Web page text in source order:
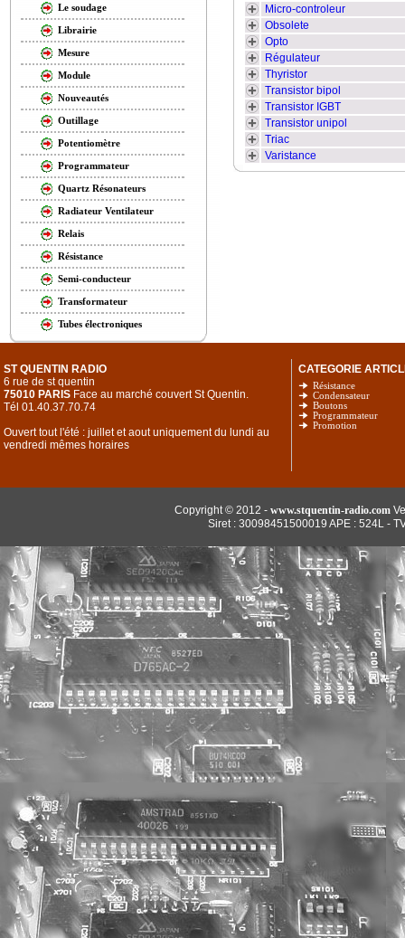
Le soudage
Librairie
Mesure
Module
Nouveautés
Outillage
Potentiomètre
Programmateur
Quartz Résonateurs
Radiateur Ventilateur
Relais
Résistance
Semi-conducteur
Transformateur
Tubes électroniques
Micro-controleur
Obsolete
Opto
Régulateur
Thyristor
Transistor bipol
Transistor IGBT
Transistor unipol
Triac
Varistance
ST QUENTIN RADIO
6 rue de st quentin
75010 PARIS Face au marché couvert St Quentin.
Tél 01.40.37.70.74
Ouvert tout l'été : juillet et aout uniquement du lundi au
vendredi mêmes horaires
CATEGORIE
Résistance
Condensateur
Boutons
Programmateur
Promotion
Copyright © 2012 - www.stquentin-radio.com
Siret : 30098451500019 APE : 524L -